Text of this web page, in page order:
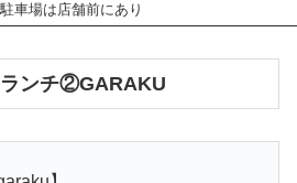
駐車場は店舗前にあり
ンチ②GARAKU